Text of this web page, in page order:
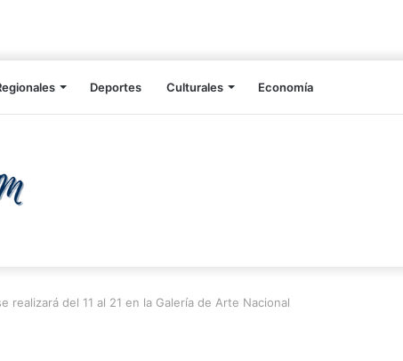
Deportes Culturales Economía
realizará del 11 al 21 en la Galería de Arte Nacional